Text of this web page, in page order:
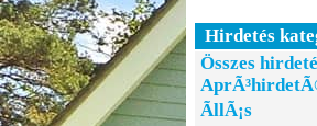
Hirdetés
Összes
ÃllÃ¡s